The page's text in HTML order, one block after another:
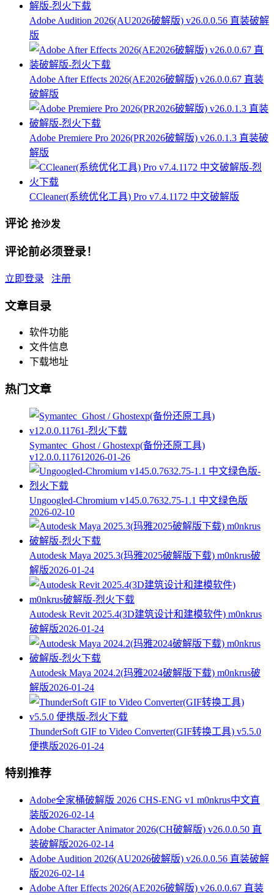
Adobe Audition 2026(AU2026破解版) v26.0.0.56 直装破解
版
Adobe After Effects 2026(AE2026破解版) v26.0.0.67 直装
破解版
Adobe Premiere Pro 2026(PR2026破解版) v26.0.1.3 直装破
解版
CCleaner(系统优化工具) Pro v7.4.1172 中文破解版
评论 抢沙发
评论前必须登录！
立即登录 注册
文章目录
软件功能
文件信息
下载地址
热门文章
Symantec_Ghost / Ghostexp(备份还原工具)
v12.0.0.11761 2026-01-26
Ungoogled-Chromium v145.0.7632.75-1.1 中文绿色版
2026-02-10
Autodesk Maya 2025.3(玛雅2025破解版下载) m0nkrus破
解版2026-01-24
Autodesk Revit 2025.4(3D建筑设计和建模软件) m0nkrus
破解版2026-01-24
Autodesk Maya 2024.2(玛雅2024破解版下载) m0nkrus破
解版2026-01-24
ThunderSoft GIF to Video Converter(GIF转换工具) v5.5.0
便携版2026-01-24
特别推荐
Adobe全家桶破解版 2026 CHS-ENG v1 m0nkrus中文直
装版2026-02-14
Adobe Character Animator 2026(CH破解版) v26.0.0.50 直
装破解版2026-02-14
Adobe Audition 2026(AU2026破解版) v26.0.0.56 直装破解
版2026-02-14
Adobe After Effects 2026(AE2026破解版) v26.0.0.67 直装